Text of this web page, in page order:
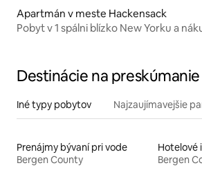
Apartmán v meste Hackensack
Pobyt v 1 spálni blízko New Yorku a
Destinácie na preskúmanie
Iné typy pobytov Najzaujímavejšie
Prenájmy bývaní pri vode
Bergen County
Hotelové
Bergen